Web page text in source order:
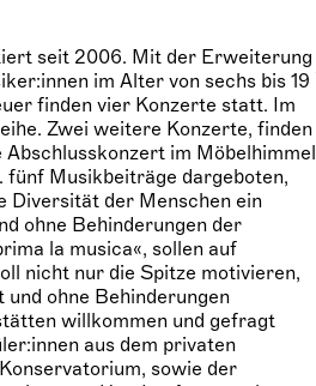
seit 2006. Mit der Erweiterung
im Alter von sechs bis 19
finden vier Konzerte statt. Im
Zwei weitere Konzerte, finden
Abschlusskonzert im Möbelhimmel
Musikbeiträge dargeboten,
Diversität der Menschen ein
ohne Behinderungen der
la musica«, sollen auf
nicht nur die Spitze motivieren,
ohne Behinderungen
willkommen und gefragt
aus dem privaten
sowie der